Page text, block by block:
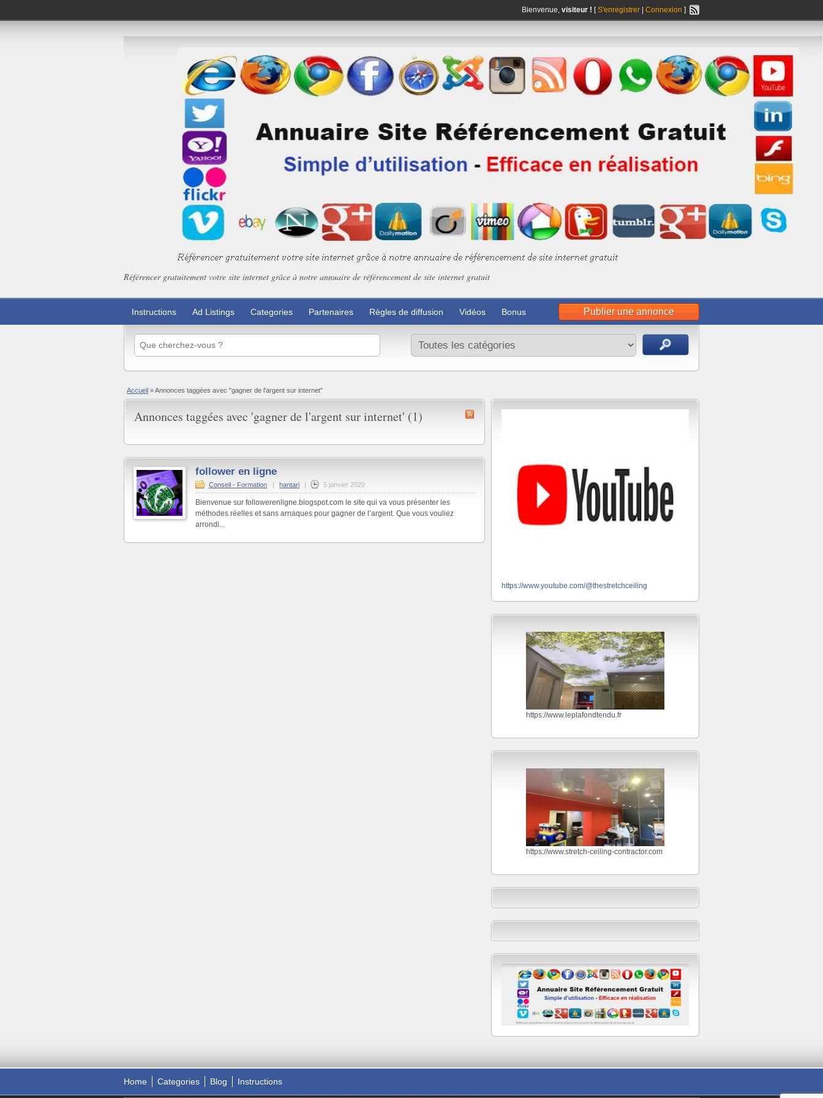
Bienvenue, visiteur ! [S'enregistrer Connexion ]
Référencer gratuitement votre site internet grâce à notre annuaire de référencement de site internet gratuit
Instructions Ad Listings Categories Partenaires Règles de diffusion Vidéos Bonus Publier une annonce
Accueil »Annonces taggées avec "gagner de l'argent sur internet"
Annonces taggées avec 'gagner de l'argent sur internet' (1)
follower en ligne
Conseil - Formation | hantari | 5 janvier 2020
Bienvenue sur followerenligne.blogspot.com le site qui va vous présenter les
méthodes réelles et sans arnaques pour gagner de l’argent. Que vous vouliez
arrondi...
https://www.youtube.com/@thestretchceiling
https://www.leplafondtendu.fr
https://www.stretch-ceiling-contractor.com
Home Categories Blog Instructions